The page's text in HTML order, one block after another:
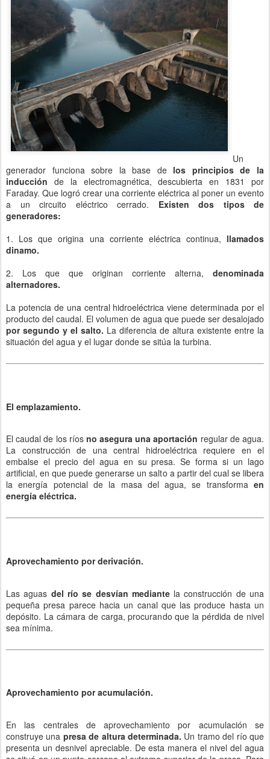
Un
generador funciona sobre la base delos principios de la
inducción de la electromagnética, descubierta en 1831 por
Faraday. Que logró crear una corriente eléctrica al poner un evento
a un circuito eléctrico cerrado. Existen dos tipos de
generadores:
1. Los que origina una corriente eléctrica continua, llamados
dinamo.
2. Los que que originan corriente alterna, denominada
alternadores.
La potencia de una central hidroeléctrica viene determinada por el
producto del caudal. El volumen de agua que puede ser desalojado
por segundo y el salto. La diferencia de altura existente entre la
situación del agua y el lugar donde se sitúa la turbina.
El emplazamiento.
El caudal de los ríosno asegura una aportación regular de agua.
La construcción de una central hidroeléctrica requiere en el
embalse el precio del agua en su presa. Se forma si un lago
artificial, en que puede generarse un salto a partir del cual se libera
la energía potencial de la masa del agua, se transforma en
energía eléctrica.
Aprovechamiento por derivación.
Las aguas del río se desvían mediantela construcción de una
pequeña presa parece hacia un canal que las produce hasta un
depósito. La cámara de carga, procurando que la pérdida de nivel
sea mínima.
Aprovechamiento por acumulación.
En las centrales de aprovechamiento por acumulación se
construye una presa de altura determinada. Un tramo del río que
presenta un desnivel apreciable. De esta manera el nivel del agua